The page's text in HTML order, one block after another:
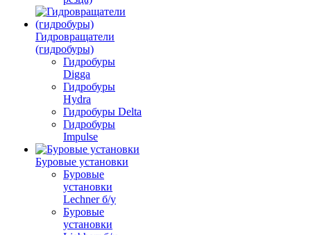
Гидровращатели
(гидробуры)
Гидробуры
Digga
Гидробуры
Hydra
Гидробуры Delta
Гидробуры
Impulse
Буровые установки
Буровые
установки
Lechner б/у
Буровые
установки